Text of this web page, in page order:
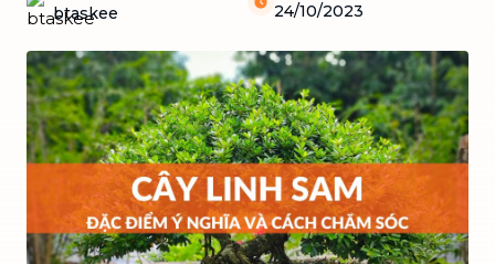
btaskee 24/10/2023